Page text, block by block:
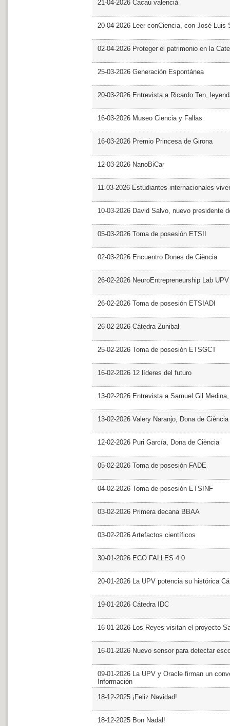
21-04-2026 Cacau valencià
20-04-2026 Leer conCiencia, con José Luis
02-04-2026 Proteger el patrimonio en la
25-03-2026 Generación Espontánea
20-03-2026 Entrevista a Ricardo Ten,
16-03-2026 Museo Ciencia y Fallas
16-03-2026 Premio Princesa de Girona
12-03-2026 NanoBiCar
11-03-2026 Estudiantes internacionales
10-03-2026 David Salvo, nuevo presidente
05-03-2026 Toma de posesión ETSII
02-03-2026 Encuentro Dones de Ciència
26-02-2026 NeuroEntrepreneurship Lab UPV
26-02-2026 Toma de posesión ETSIADI
26-02-2026 Cátedra Zunibal
25-02-2026 Toma de posesión ETSGCT
16-02-2026 12 líderes del futuro
13-02-2026 Entrevista a Samuel Gil
13-02-2026 Valery Naranjo, Dona de Ciència
12-02-2026 Puri García, Dona de Ciència
05-02-2026 Toma de posesión FADE
04-02-2026 Toma de posesión ETSINF
03-02-2026 Primera decana BBAA
03-02-2026 Artefactos científicos
30-01-2026 ECO FALLES 4.0
20-01-2026 La UPV potencia su histórica
19-01-2026 Cátedra IDC
16-01-2026 Los Reyes visitan el proyecto
16-01-2026 Nuevo sensor para detectar
09-01-2026 La UPV y Oracle firman un
Información
18-12-2025 ¡Feliz Navidad!
18-12-2025 Bon Nadal!